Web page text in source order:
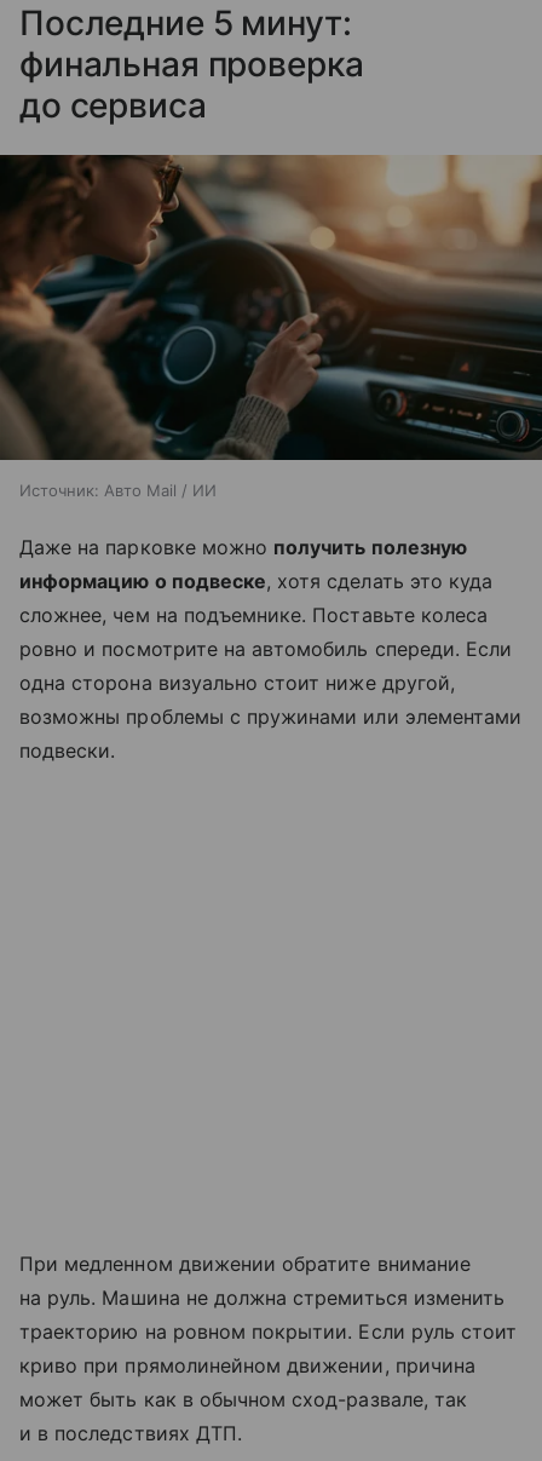
Последние 5 минут:
финальная проверка
до сервиса
Источник: Авто Mail / ИИ
Даже на парковке можно получить полезную
информацию о подвеске, хотя сделать это куда
сложнее, чем на подъемнике. Поставьте колеса
ровно и посмотрите на автомобиль спереди. Если
одна сторона визуально стоит ниже другой,
возможны проблемы с пружинами или элементами
подвески.
При медленном движении обратите внимание
на руль. Машина не должна стремиться изменить
траекторию на ровном покрытии. Если руль стоит
криво при прямолинейном движении, причина
может быть как в обычном сход-развале, так
и в последствиях ДТП.